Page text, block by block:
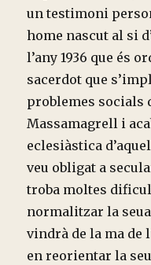
un testimoni
home nascut al si
l’any 1936 que és
sacerdot que
problemes socials
Massamagrell i
eclesiàstica
veu obligat a
troba moltes
normalitzar la
vindrà de la ma de
en reorientar la